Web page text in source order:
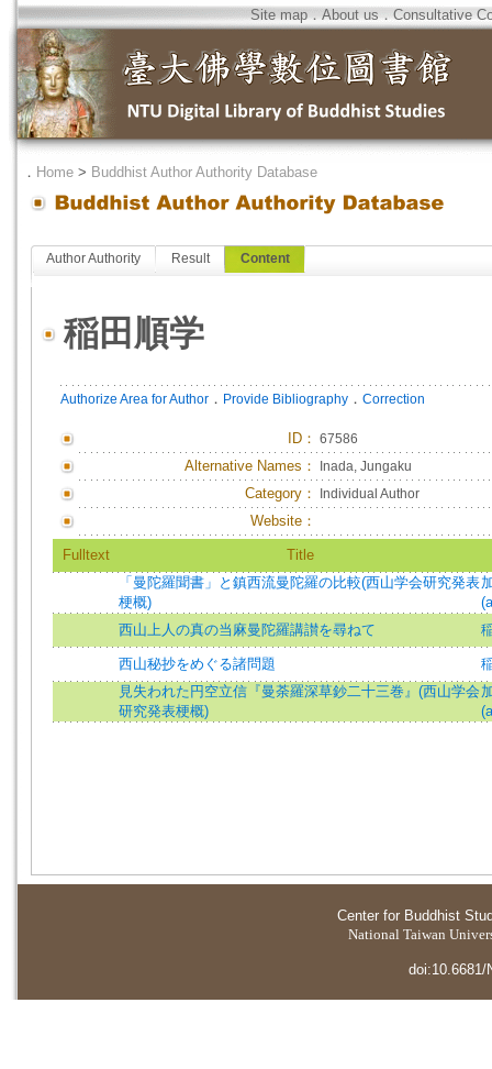
Site map．About us．Consultative
． Home > Buddhist Author Authority Database
Author Authority Result Content
稲田順学
Authorize Area for Author ． Provide Bibliography ． Correction
ID ： 67586
Alternative Names： Inada, Jungaku
Category： Individual Author
Website：
Fulltext
Title
「曼陀羅聞書」と鎮西流曼陀羅の比較(西山学会研究発表
梗概)
西山上人の真の当麻曼陀羅講讃を尋ねて
西山秘抄をめぐる諸問題
見失われた円空立信『曼荼羅深草鈔二十三巻』(西山学会
研究発表梗概)
Center for Buddhist
National Taiwan
doi:10.6681/